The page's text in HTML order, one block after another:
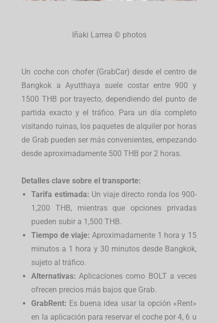
Iñaki Larrea © photos
Un coche con chofer (GrabCar) desde el centro de
Bangkok a Ayutthaya suele costar entre 900 y
1500 THB por trayecto, dependiendo del punto de
partida exacto y el tráfico. Para un día completo
visitando ruinas, los paquetes de alquiler por horas
de Grab pueden ser más convenientes, empezando
desde aproximadamente 500 THB por 2 horas.
Detalles clave sobre el transporte:
Tarifa estimada: Un viaje directo ronda los 900-
1,200 THB, mientras que opciones privadas
pueden subir a 1,500 THB.
Tiempo de viaje: Aproximadamente 1 hora y 15
minutos a 1 hora y 30 minutos desde Bangkok,
sujeto al tráfico.
Alternativas: Aplicaciones como BOLT a veces
ofrecen precios más bajos que Grab.
GrabRent: Es buena idea usar la opción «Rent»
en la aplicación para reservar el coche por 4, 6 u